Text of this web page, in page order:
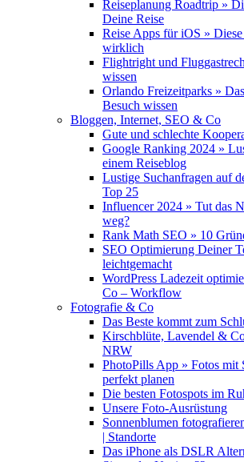
Reiseplanung Roadtrip »
Deine Reise
Reise Apps für iOS »
wirklich
Flightright und
wissen
Orlando Freizeitparks »
Besuch wissen
Bloggen, Internet, SEO & Co
Gute und schlechte
Google Ranking 2024 »
einem Reiseblog
Lustige Suchanfragen auf
Top 25
Influencer 2024 » Tut das
weg?
Rank Math SEO » 10
SEO Optimierung Deiner
leichtgemacht
WordPress Ladezeit
Co – Workflow
Fotografie & Co
Das Beste kommt zum
Kirschblüte, Lavendel &
NRW
PhotoPills App » Fotos mit
perfekt planen
Die besten Fotospots im
Unsere Foto-Ausrüstung
Sonnenblumen
| Standorte
Das iPhone als DSLR